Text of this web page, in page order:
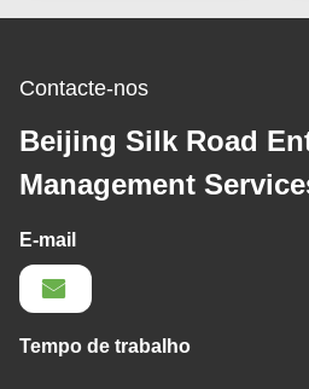
Contacte-nos
Beijing Silk Road
Management
E-mail
Tempo de trabalho